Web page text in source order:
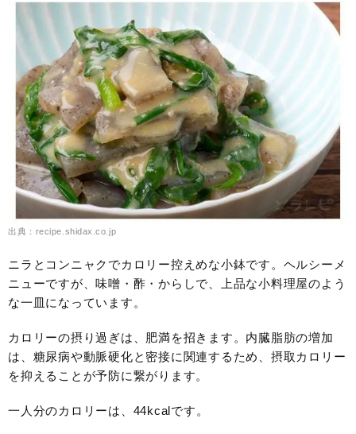
出典：recipe.shidax.co.jp
ニラとコンニャクでカロリー控えめな小鉢です。ヘルシーメ
ニューですが、味噌・酢・からしで、上品な小料理屋のよう
な一皿になっています。
カロリーの摂り過ぎは、肥満を招きます。内臓脂肪の増加
は、糖尿病や動脈硬化と密接に関連するため、摂取カロリー
を抑えることが予防に繋がります。
一人分のカロリーは、44kcalです。